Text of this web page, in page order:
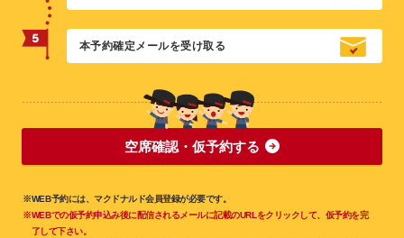
本予約確定メールを受け取る
空席確認・仮予約する
※WEB予約には、マクドナルド会員登録が必要です。
※WEBでの仮予約申込み後に配信されるメールに記載のURLをクリックして、仮予約を完
了して下さい。